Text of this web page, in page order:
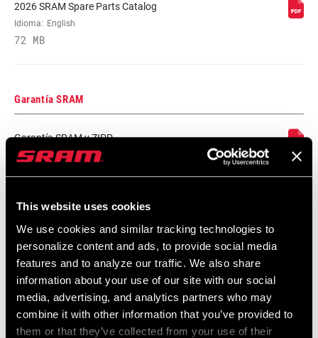
This website uses cookies
We use cookies and similar tracking technologies to
personalize content and ads, to provide social media
features and to analyze our traffic. We also share
information about your use of our site with our social
media, advertising, and analytics partners who may
combine it with other information that you’ve provided to
them or that they’ve collected from your use of their
CHAIN
BRACKET
BATTERY
INCLUDED
CHARGER
n/a
2026 SRAM Spare Parts Catalog
Idioma: English
72 MB
Garantía SRAM
Garantía SRAM y ZIPP
604 kb
Eagle Transmission and DH
Transmission Frame Fit Specifications
3 MB